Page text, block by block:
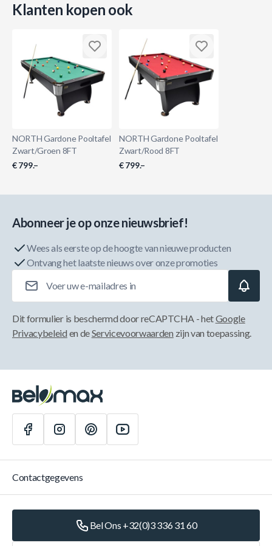
Klanten kopen ook
NORTH Gardone Pooltafel
Zwart/Groen 8FT
€ 799.–
NORTH Gardone Pooltafel
Zwart/Rood 8FT
€ 799.–
Abonneer je op onze nieuwsbrief!
Wees als eerste op de hoogte van nieuwe producten
Ontvang het laatste nieuws over onze promoties
Dit formulier is beschermd door reCAPTCHA - hetGoogle
Privacybeleid en deServicevoorwaarden zijn van toepassing.
Contactgegevens
Bel Ons +32(0)3 336 31 60